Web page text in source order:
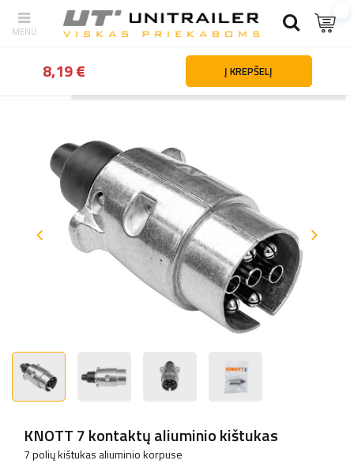
Apšvietimas ir elektros dalys Lizdai | kištukai |
KNOTT 7 kontaktų aliuminio kištukas
7 polių kištukas aliuminio korpuse
8,19 € Į KREPŠELĮ